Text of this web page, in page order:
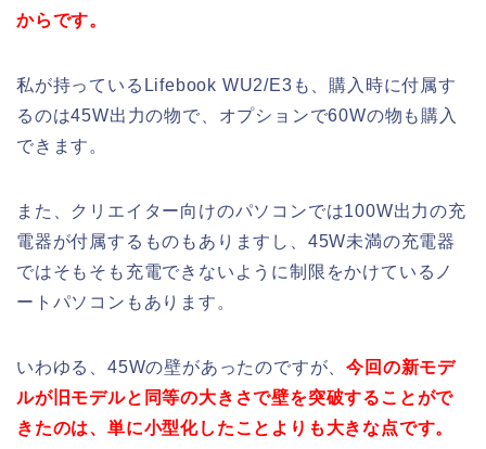
からです。
私が持っているLifebook WU2/E3も、購入時に付属す
るのは45W出力の物で、オプションで60Wの物も購入
できます。
また、クリエイター向けのパソコンでは100W出力の充
電器が付属するものもありますし、45W未満の充電器
ではそもそも充電できないように制限をかけているノ
ートパソコンもあります。
いわゆる、45Wの壁があったのですが、今回の新モデ
ルが旧モデルと同等の大きさで壁を突破することがで
きたのは、単に小型化したことよりも大きな点です。